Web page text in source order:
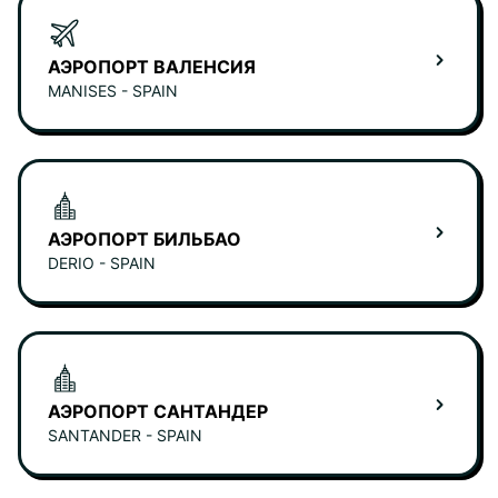
АЭРОПОРТ ВАЛЕНСИЯ
MANISES - SPAIN
АЭРОПОРТ БИЛЬБАО
DERIO - SPAIN
АЭРОПОРТ САНТАНДЕР
SANTANDER - SPAIN